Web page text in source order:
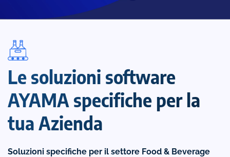
Le soluzioni software
AYAMA specifiche per la
tua Azienda
Soluzioni specifiche per il settore Food & Beverage